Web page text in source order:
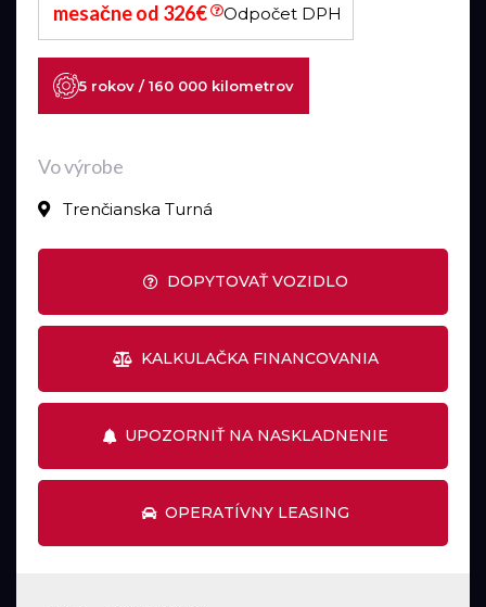
mesačne od 326€ Odpočet DPH
5 rokov / 160 000 kilometrov
Vo výrobe
Trenčianska Turná
DOPYTOVAŤ VOZIDLO
KALKULAČKA FINANCOVANIA
UPOZORNIŤ NA NASKLADNENIE
OPERATÍVNY LEASING